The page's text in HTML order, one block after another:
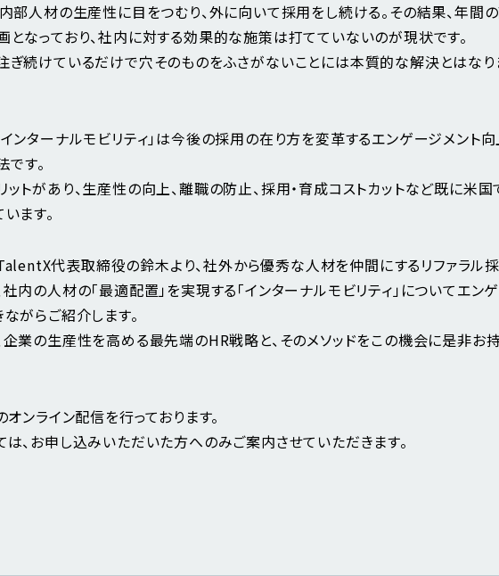
部人材の生産性に目をつむり、外に向いて採用をし続ける。その結果、年間
なっており、社内に対する効果的な施策は打てていないのが現状です。
ぎ続けているだけで穴そのものをふさがないことには本質的な解決とはなり
ンターナルモビリティ」は今後の採用の在り方を変革するエンゲージメント向
す。
トがあり、生産性の向上、離職の防止、採用・育成コストカットなど既に米国
ます。
代表取締役の鈴木より、社外から優秀な人材を仲間にするリファラル採
内の人材の「最適配置」を実現する「インターナルモビリティ」についてエンゲ
がらご紹介します。
業の生産性を高める最先端のHR戦略と、そのメソッドをこの機会に是非お
ライン配信を行っております。
、お申し込みいただいた方へのみご案内させていただきます。